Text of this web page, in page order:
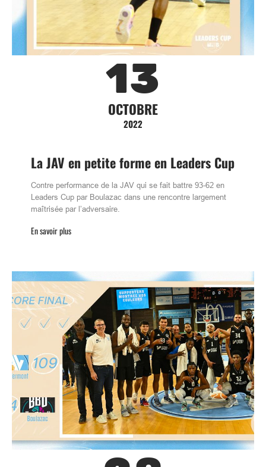
13
OCTOBRE
2022
La JAV en petite forme en Leaders Cup
Contre performance de la JAV qui se fait battre 93-62 en
Leaders Cup par Boulazac dans une rencontre largement
maîtrisée par l’adversaire.
En savoir plus